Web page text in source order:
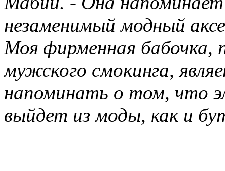
незаменимый модный
Моя фирменная бабочка,
мужского смокинга,
напоминать о том, что
выйдет из моды, как и